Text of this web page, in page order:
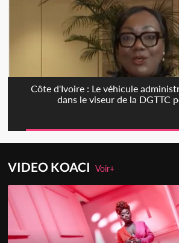
Côte d'Ivoire : Le véhicule
dans le viseur de la DGTTC
VIDEO KOACIVoir+